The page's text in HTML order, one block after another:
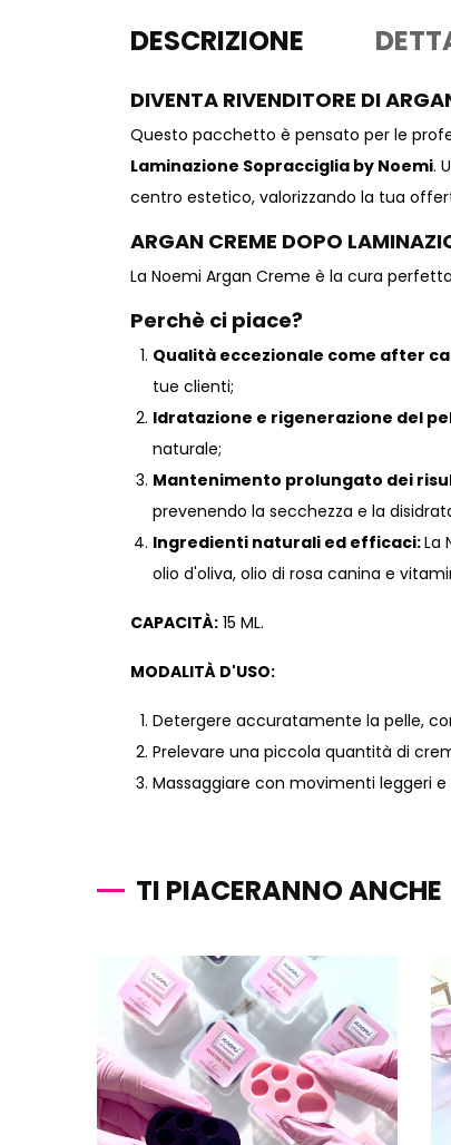
DESCRIZIONE
DIVENTA RIVENDITORE DI
Questo pacchetto è pensato per le
Laminazione Sopracciglia by Noemi.
centro estetico, valorizzando la tua
ARGAN CREME DOPO
La Noemi Argan Creme è la cura
Perchè ci piace?
Qualità eccezionale come after
tue clienti;
Idratazione e rigenerazione del
naturale;
Mantenimento prolungato dei
prevenendo la secchezza e la
Ingredienti naturali ed efficaci:La
olio d'oliva, olio di rosa canina e
CAPACITÀ: 15 ML.
MODALITÀ D'USO:
Detergere accuratamente la pelle,
Prelevare una piccola quantità di
Massaggiare con movimenti leggeri
TI PIACERANNO ANCHE